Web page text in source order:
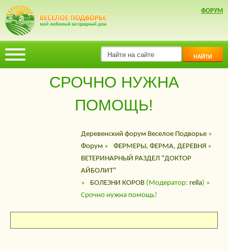
ФОРУМ
НАЙТИ
СРОЧНО НУЖНА
ПОМОЩЬ!
Деревенский форум Веселое Подворье»
Форум » ФЕРМЕРЫ, ФЕРМА, ДЕРЕВНЯ »
ВЕТЕРИНАРНЫЙ РАЗДЕЛ "ДОКТОР
АЙБОЛИТ"
»
БОЛЕЗНИ КОРОВ (Модератор: rella) »
Срочно нужна помощь!